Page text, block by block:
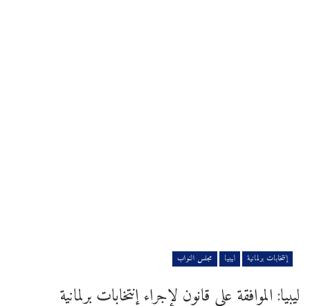
إنتخابات برلمانية ليبيا مجلس النواب
ليبيا: الموافقة على قانون لإجراء إنتخابات برلمانية